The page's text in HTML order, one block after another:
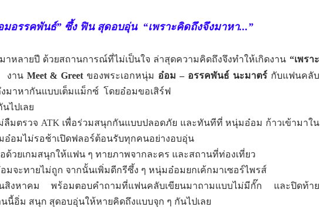
มอรรคพันธ์” ซึ้ง ฟิน สุดอบอุ่น “เพราะคิดถึงจึงมาหา...”
าหลายปี ด้วยสถานการณ์ที่ไม่เป็นใจ ล่าสุดความคิดถึงจึงทำให้เกิดงาน “เพราะ
งาน Meet & Greet ของพระเอกหนุ่ม อ๋อม – อรรคพันธ์ นะมาตร์กับแฟนคลับ
มาหากันแบบเต็มแม็กซ์ โดยอ๋อมขอเสิร์ฟ
ไปเลย
ลืมตรวจ ATK เพื่อร่วมสนุกกันแบบปลอดภัย และทันทีที่ หนุ่มอ๋อม ก้าวเข้ามาใน
อ๋อมไม่รอช้าเปิดฟลอร์ต้อนรับทุกคนอย่างอบอุ่น
ด้วยเกมสนุกให้แฟน ๆ ทายภาพจากละคร และสถานที่ท่องเที่ยว
จะทายไม่ถูก จากนั้นเพิ่มดีกรีซึ้ง ๆ หนุ่มอ๋อมยกเค้กมาเซอร์ไพรส์
สิงหาคม
พร้อมตอบคำถามที่แฟนคลับเขียนมาถามแบบไม่มีกั๊ก
และปิดท้าย
นนี้อิ่ม สนุก สุดอบอุ่นให้หายคิดถึงแบบจุก ๆ กันไปเลย